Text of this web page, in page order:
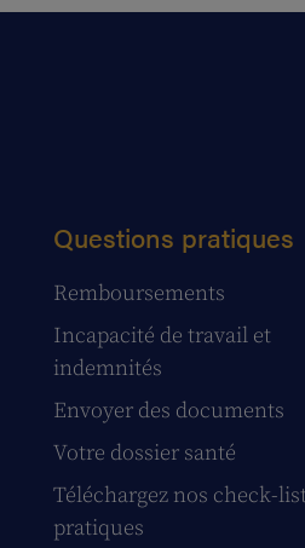
Questions pratiques
Remboursements
Incapacité de travail et
indemnités
Envoyer des documents
Votre dossier santé
Téléchargez nos check-
pratiques